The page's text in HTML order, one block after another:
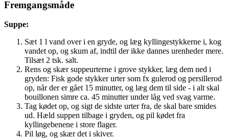
Fremgangsmåde
Suppe:
Sæt 1 l vand over i en gryde, og læg kyllingestykkerne i, kog
vandet op, og skum af, indtil der ikke dannes urenheder mere.
Tilsæt 2 tsk. salt.
Rens og skær suppeurterne i grove stykker, læg dem ned i
gryden: Fisk gode stykker urter som fx gulerod og persillerod
op, når der er gået 15 minutter, og læg dem til side - i alt skal
bouillonen simre ca. 45 minutter under låg ved svag varme.
Tag kødet op, og sigt de sidste urter fra, de skal bare smides
ud. Hæld suppen tilbage i gryden, og pil kødet fra
kyllingebenene i store flager.
Pil løg, og skær det i skiver.